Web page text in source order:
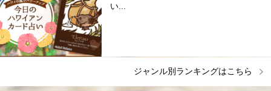
い...
ジャンル別ランキングはこちら